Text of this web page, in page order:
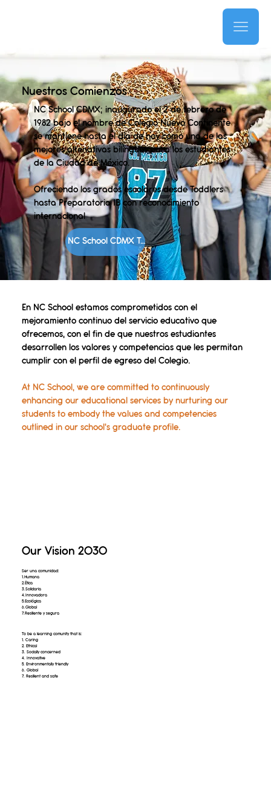
NC School CDMX Tour 360°
Nuestros Comienzos
NC School CDMX; inaugurado el 2 de febrero de
1982 bajo el nombre de Colegio Nuevo Continente
se mantiene hasta el día de hoy como una de las
mejores altenativas bilingües para los estudiantes
de la Ciudad de México.
Ofreciendo los grados escolares desde Toddlers
hasta Preparatoria IB con reconocimiento
internacional
Our Vision 2030
Ser una comunidad:
1.Humana
2.Ética
3.Solidaria
4.Innovadora
5.Ecológica
6.Global
7.Resiliente y segura
To be a learning comunity that is:
1. Caring
2. Ethical
3. Socially concerned
4. Innovative
5. Environmentally friendly
6. Global
7. Resilient and safe
En NC School estamos comprometidos con el
mejoramiento continuo del servicio educativo que
ofrecemos, con el fin de que nuestros estudiantes
desarrollen los valores y competencias que les permitan
cumplir con el perfil de egreso del Colegio.
At NC School, we are committed to continuously
enhancing our educational services by nurturing our
students to embody the values and competencies
outlined in our school's graduate profile.